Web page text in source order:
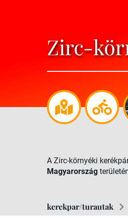
Zirc-
A Zirc-környéki
Magyarország
kerekpar/turautak